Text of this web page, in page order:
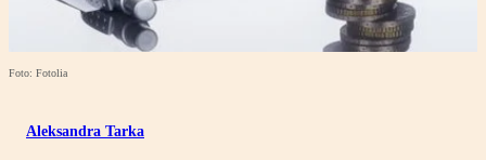
Foto: Fotolia
Aleksandra Tarka